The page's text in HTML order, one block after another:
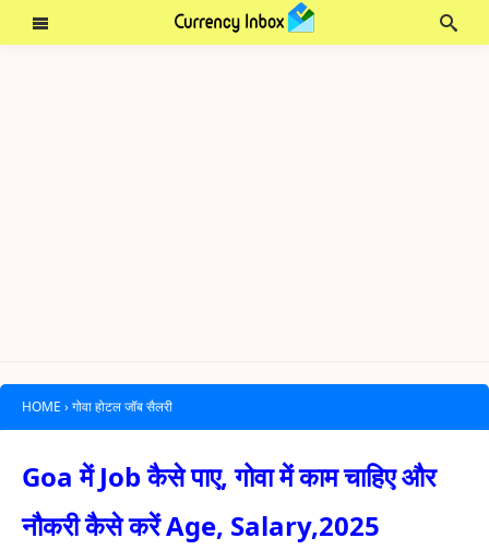
HOME › गोवा होटल जॉब सैलरी
Goa में Job कैसे पाए, गोवा में काम चाहिए और
नौकरी कैसे करें Age, Salary,2025